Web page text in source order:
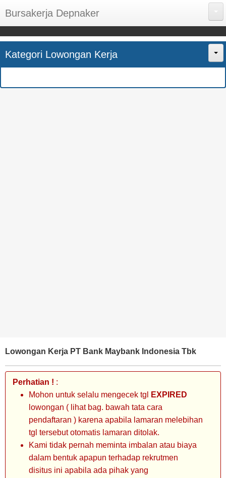
Bursakerja Depnaker
About Me
Disclaimer
Kategori Lowongan Kerja
Lowongan Kerja PT Bank Maybank Indonesia Tbk
Perhatian ! :
Mohon untuk selalu mengecek tgl
EXPIRED
lowongan ( lihat bag. bawah tata cara
pendaftaran ) karena apabila lamaran melebihan
tgl tersebut otomatis lamaran ditolak.
Kami tidak pernah meminta imbalan atau biaya
dalam bentuk apapun terhadap rekrutmen
disitus ini apabila ada pihak yang